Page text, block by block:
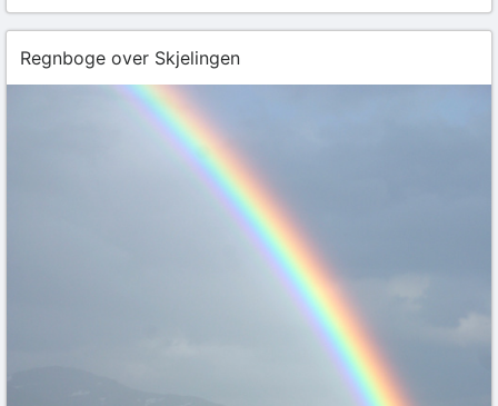
Regnboge over Skjelingen